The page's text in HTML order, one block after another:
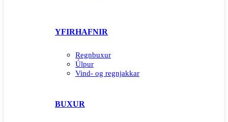
YFIRHAFNIR
Regnbuxur
Úlpur
Vind- og regnjakkar
BUXUR